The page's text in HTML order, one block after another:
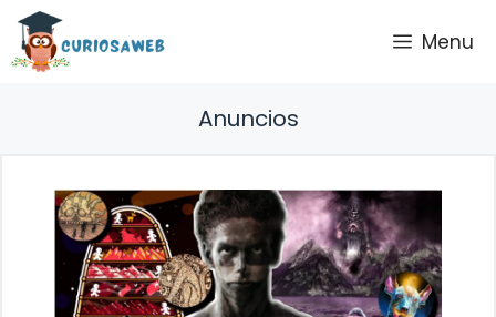
Saltar
contenido
Menu
Anuncios